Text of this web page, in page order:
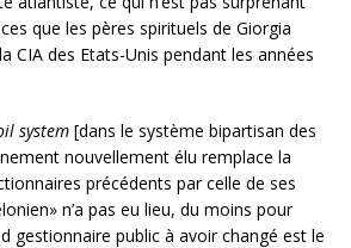
que les pères spirituels de Giorgia
CIA des Etats-Unis pendant les années
system [dans le système bipartisan des
nouvellement élu remplace la
précédents par celle de ses
n’a pas eu lieu, du moins pour
gestionnaire public à avoir changé est le